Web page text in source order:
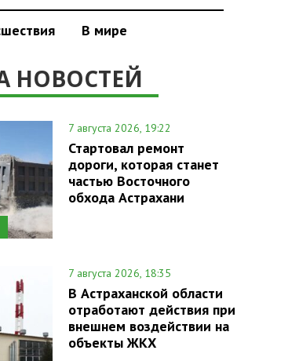
В мире
НОВОСТЕЙ
7 августа 2026, 19:22
Стартовал ремонт
дороги, которая станет
частью Восточного
обхода Астрахани
7 августа 2026, 18:35
В Астраханской области
отработают действия при
внешнем воздействии на
объекты ЖКХ